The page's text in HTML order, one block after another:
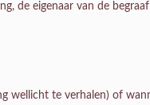
de eigenaar van de
wellicht te verhalen) of